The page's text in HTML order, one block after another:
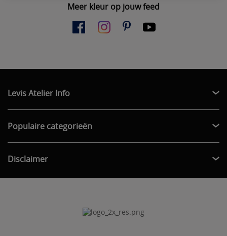
Meer kleur op jouw feed
Levis Atelier Info
Populaire categorieën
Disclaimer